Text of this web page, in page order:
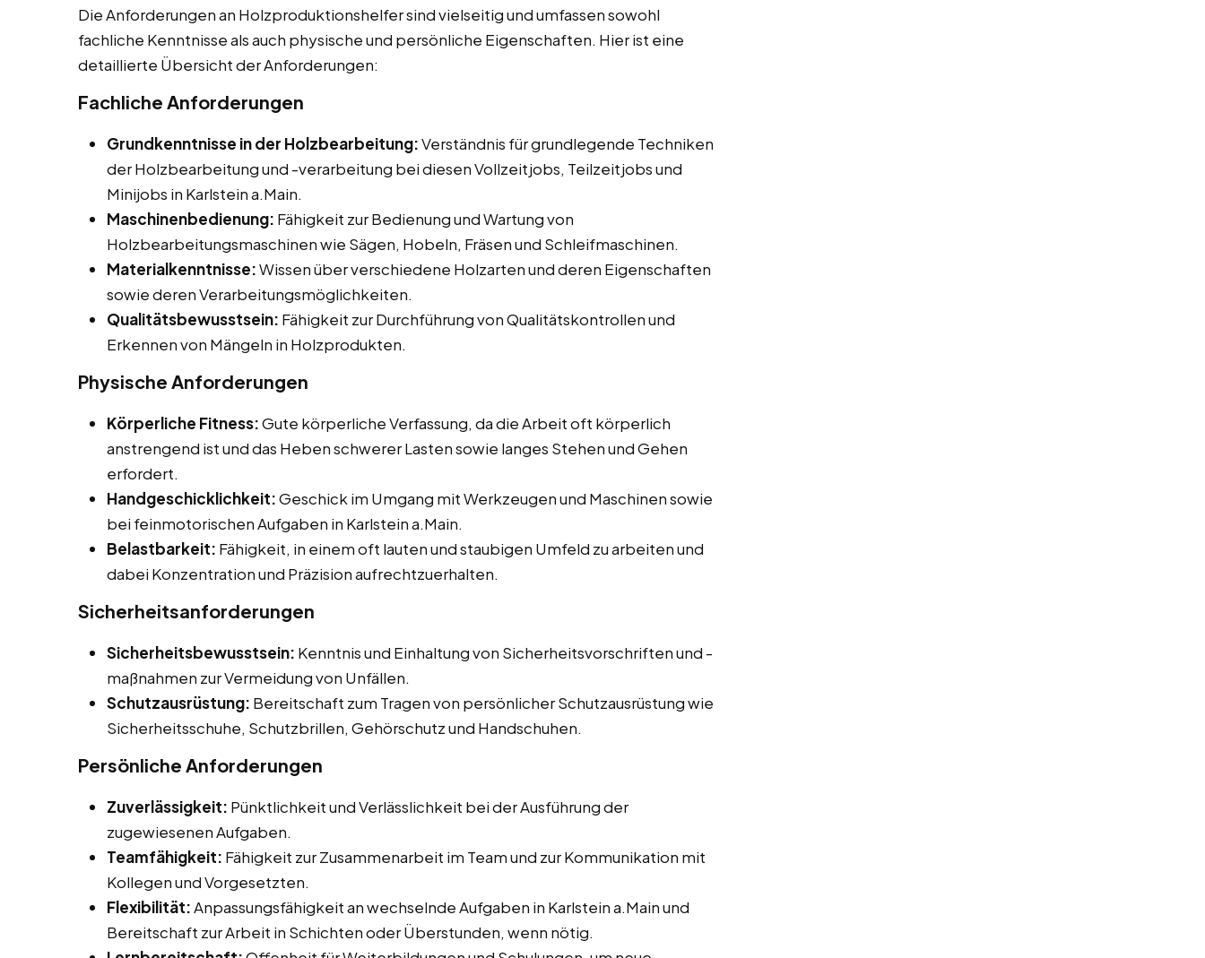
Die Anforderungen an Holzproduktionshelfer sind vielseitig und umfassen sowohl
fachliche Kenntnisse als auch physische und persönliche Eigenschaften. Hier ist eine
detaillierte Übersicht der Anforderungen:
Fachliche Anforderungen
Grundkenntnisse in der Holzbearbeitung:Verständnis für grundlegende Techniken
der Holzbearbeitung und -verarbeitung bei diesen Vollzeitjobs, Teilzeitjobs und
Minijobs in Karlstein a.Main.
Maschinenbedienung: Fähigkeit zur Bedienung und Wartung von
Holzbearbeitungsmaschinen wie Sägen, Hobeln, Fräsen und Schleifmaschinen.
Materialkenntnisse:Wissen über verschiedene Holzarten und deren Eigenschaften
sowie deren Verarbeitungsmöglichkeiten.
Qualitätsbewusstsein: Fähigkeit zur Durchführung von Qualitätskontrollen und
Erkennen von Mängeln in Holzprodukten.
Physische Anforderungen
Körperliche Fitness:Gute körperliche Verfassung, da die Arbeit oft körperlich
anstrengend ist und das Heben schwerer Lasten sowie langes Stehen und Gehen
erfordert.
Handgeschicklichkeit:Geschick im Umgang mit Werkzeugen und Maschinen sowie
bei feinmotorischen Aufgaben in Karlstein a.Main.
Belastbarkeit: Fähigkeit, in einem oft lauten und staubigen Umfeld zu arbeiten und
dabei Konzentration und Präzision aufrechtzuerhalten.
Sicherheitsanforderungen
Sicherheitsbewusstsein: Kenntnis und Einhaltung von Sicherheitsvorschriften und -
maßnahmen zur Vermeidung von Unfällen.
Schutzausrüstung: Bereitschaft zum Tragen von persönlicher Schutzausrüstung wie
Sicherheitsschuhe, Schutzbrillen, Gehörschutz und Handschuhen.
Persönliche Anforderungen
Zuverlässigkeit: Pünktlichkeit und Verlässlichkeit bei der Ausführung der
zugewiesenen Aufgaben.
Teamfähigkeit: Fähigkeit zur Zusammenarbeit im Team und zur Kommunikation mit
Kollegen und Vorgesetzten.
Flexibilität:Anpassungsfähigkeit an wechselnde Aufgaben in Karlstein a.Main und
Bereitschaft zur Arbeit in Schichten oder Überstunden, wenn nötig.